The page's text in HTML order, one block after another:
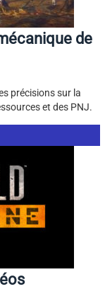
de
précisions sur la
et des PNJ.